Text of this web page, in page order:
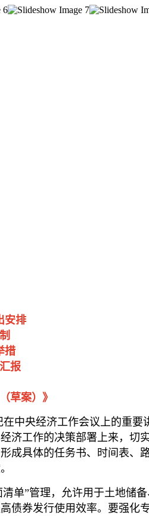
安排
措
报
草案）》
中央经济工作会议上的重
济工作的决策部署上来，切
成具体的任务书、时间表、
单”管理，允许用于土地储
债券发行使用效率。要强化